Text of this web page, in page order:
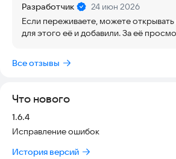
- Короткие уроки по 5–15 минут в день
- Видео, иллюстрации и чек-листы
- Занимайтесь в своём темпе
- Отслеживание прогресса
— Практичность
- Работа офлайн — занимайтесь без
- Подходит для занятых людей
Разработчик
24 июн 2026
Если переживаете, можете открывать
для этого её и добавили. За её
карты - условия Юкассы. Тут мы
можем.
Все отзывы
Что нового
Версия:
1.6.4
Исправление ошибок
История версий